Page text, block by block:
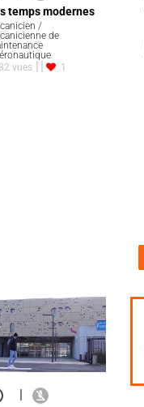
temps modernes
/
de
vues
1